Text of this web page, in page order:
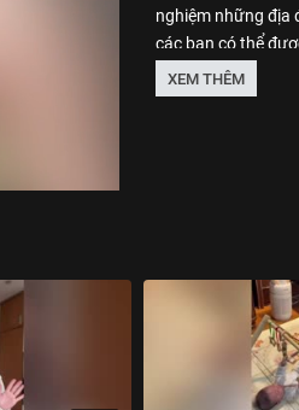
nghiệm những địa
các bạn có thể
hài hước của Ngọc
XEM THÊM